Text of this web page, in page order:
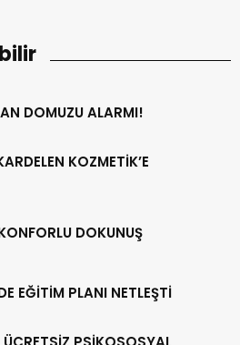
DOMUZU ALARMI!
KOZMETİK’E
DOKUNUŞ
EĞİTİM PLANI NETLEŞTİ